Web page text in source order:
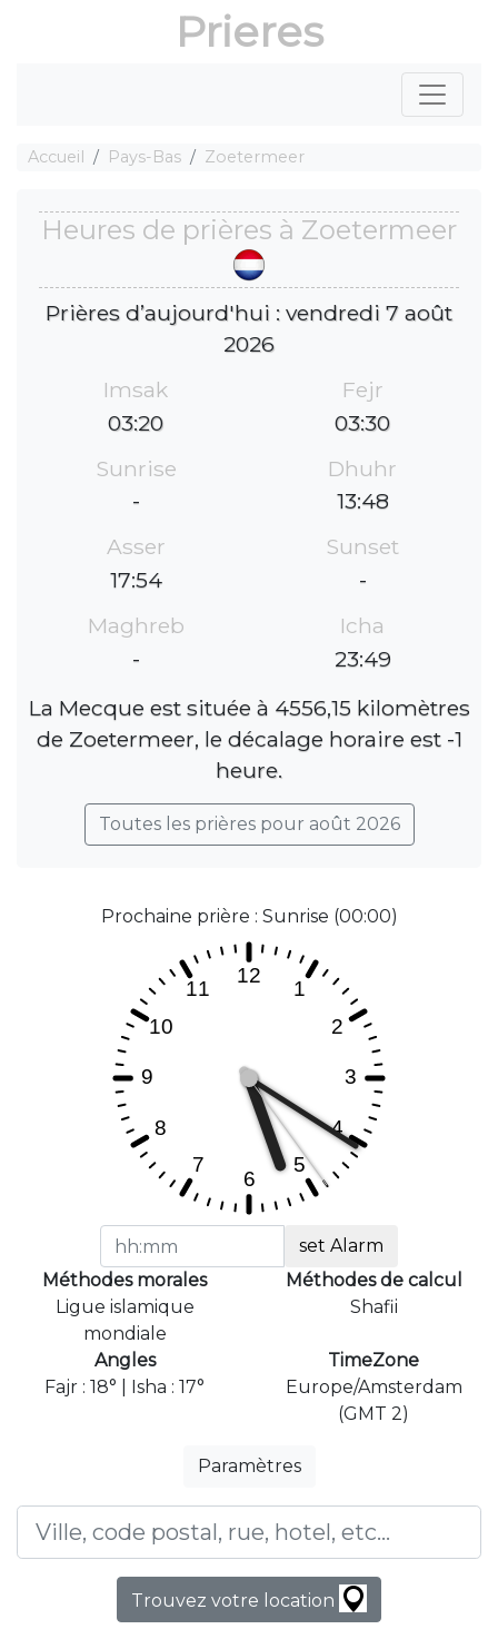
Prieres
Accueil Pays-Bas Zoetermeer
Heures de prières à Zoetermeer
Prières d’aujourd'hui : vendredi 7 août
2026
Imsak
03:20
Fejr
03:30
Sunrise
-
Dhuhr
13:48
Asser
17:54
Sunset
-
Maghreb
-
Icha
23:49
La Mecque est située à 4556,15 kilomètres
de Zoetermeer, le décalage horaire est -1
heure.
Toutes les prières pour août 2026
Prochaine prière : Sunrise (00:00)
set Alarm
Méthodes morales
Ligue islamique
mondiale
Méthodes de calcul
Shafii
Angles
Fajr : 18° | Isha : 17°
TimeZone
Europe/Amsterdam
(GMT 2)
Paramètres
Trouvez votre location